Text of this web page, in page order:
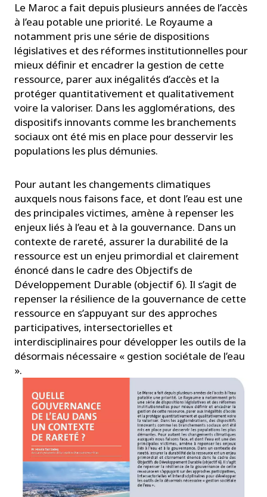
Le Maroc a fait depuis plusieurs années de l’accès
à l’eau potable une priorité. Le Royaume a
notamment pris une série de dispositions
législatives et des réformes institutionnelles pour
mieux définir et encadrer la gestion de cette
ressource, parer aux inégalités d’accès et la
protéger quantitativement et qualitativement
voire la valoriser. Dans les agglomérations, des
dispositifs innovants comme les branchements
sociaux ont été mis en place pour desservir les
populations les plus démunies.
Pour autant les changements climatiques
auxquels nous faisons face, et dont l’eau est une
des principales victimes, amène à repenser les
enjeux liés à l’eau et à la gouvernance. Dans un
contexte de rareté, assurer la durabilité de la
ressource est un enjeu primordial et clairement
énoncé dans le cadre des Objectifs de
Développement Durable (objectif 6). Il s’agit de
repenser la résilience de la gouvernance de cette
ressource en s’appuyant sur des approches
participatives, intersectorielles et
interdisciplinaires pour développer les outils de la
désormais nécessaire « gestion sociétale de l’eau
».